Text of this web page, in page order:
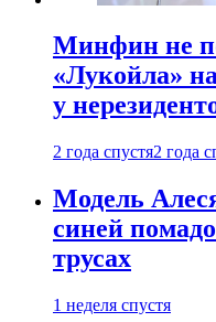
Минфин не
«Лукойла»
у
2 года спустя2 года
Модель
синей
трусах
1 неделя спустя